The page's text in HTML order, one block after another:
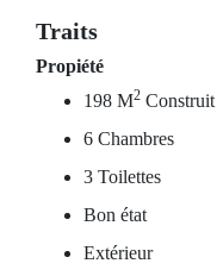
Traits
Propiété
198 M2 Construit
6 Chambres
3 Toilettes
Bon état
Extérieur